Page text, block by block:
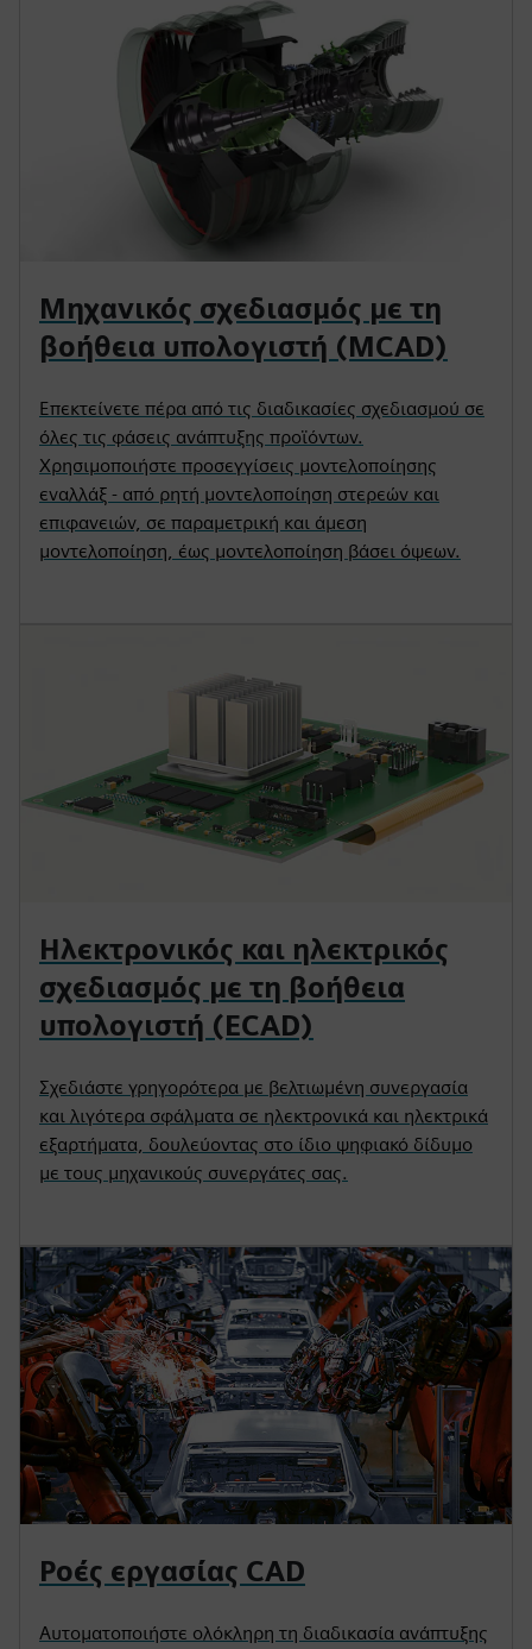
Μηχανικός σχεδιασμός με τη
βοήθεια υπολογιστή (MCAD)
Επεκτείνετε πέρα από τις διαδικασίες σχεδιασμού σε
όλες τις φάσεις ανάπτυξης προϊόντων.
Χρησιμοποιήστε προσεγγίσεις μοντελοποίησης
εναλλάξ - από ρητή μοντελοποίηση στερεών και
επιφανειών, σε παραμετρική και άμεση
μοντελοποίηση, έως μοντελοποίηση βάσει όψεων.
Ηλεκτρονικός και ηλεκτρικός
σχεδιασμός με τη βοήθεια
υπολογιστή (ECAD)
Σχεδιάστε γρηγορότερα με βελτιωμένη συνεργασία
και λιγότερα σφάλματα σε ηλεκτρονικά και ηλεκτρικά
εξαρτήματα, δουλεύοντας στο ίδιο ψηφιακό δίδυμο
με τους μηχανικούς συνεργάτες σας.
Ροές εργασίας CAD
Αυτοματοποιήστε ολόκληρη τη διαδικασία ανάπτυξης